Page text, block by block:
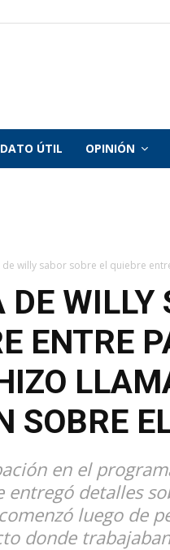
DATO ÚTIL OPINIÓN
willy sabor sobre el quiebre
DE WILLY
ENTRE
SOBRE
en el
entregó detalles
luego de
donde